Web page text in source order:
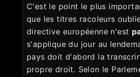
C'est le point le plus
que les titres racoleurs
directive européenne n'est
s'applique du jour au
pays doit d'abord la
propre droit. Selon le